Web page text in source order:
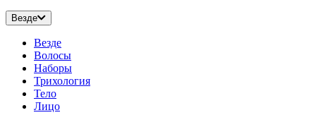
Везде
Везде
Волосы
Наборы
Трихология
Тело
Лицо